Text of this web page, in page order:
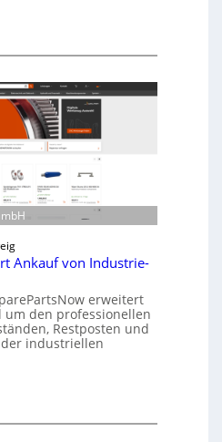
Ankauf von Industrie-
erweitert
um den professionellen
Restposten und
industriellen